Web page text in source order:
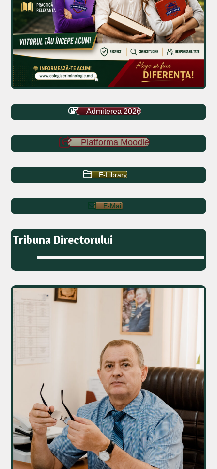
Admiterea 2026
Platforma Moodle
E-Library
E-Mail
Tribuna Directorului